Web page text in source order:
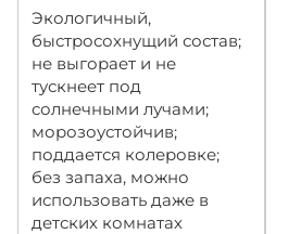
Экологичный,
быстросохнущий состав;
не выгорает и не
тускнеет под
солнечными лучами;
морозоустойчив;
поддается колеровке;
без запаха, можно
использовать даже в
детских комнатах